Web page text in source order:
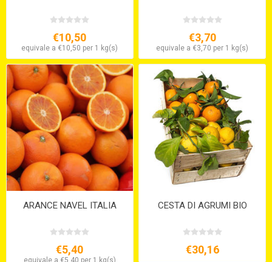
€10,50
equivale a €10,50 per 1 kg(s)
€3,70
equivale a €3,70 per 1 kg(s)
ARANCE NAVEL ITALIA
€5,40
equivale a €5,40 per 1 kg(s)
CESTA DI AGRUMI BIO
€30,16